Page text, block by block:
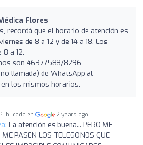
Flores
recordá que el horario de atención es
de 8 a 12 y de 14 a 18. Los
8 a 12.
son 46377588/8296
llamada) de WhatsApp al
en los mismos horarios.
Publicada en 2 years ago
La atención es buena... PERO ME
PASEN LOS TELEGONOS QUE